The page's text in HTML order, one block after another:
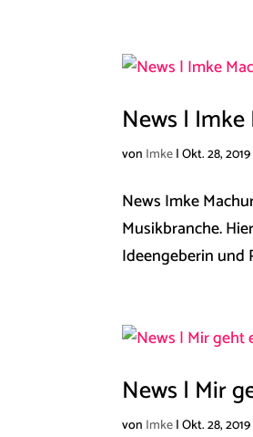
News | Imke
von Imke|Okt. 28, 2019
News ​​Imke
Musikbranche.
Ideengeberin und
News | Mir
von Imke|Okt. 28, 2019